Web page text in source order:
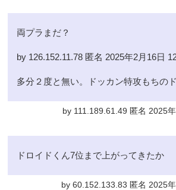
両プラまだ？
by 126.152.11.78 匿名 2025年2月16日
多分２度と無い。ドッカン特攻もちの
by 111.189.61.49 匿名 2025
ドロイドくん7位まで上がってきたか
by 60.152.133.83 匿名 2025